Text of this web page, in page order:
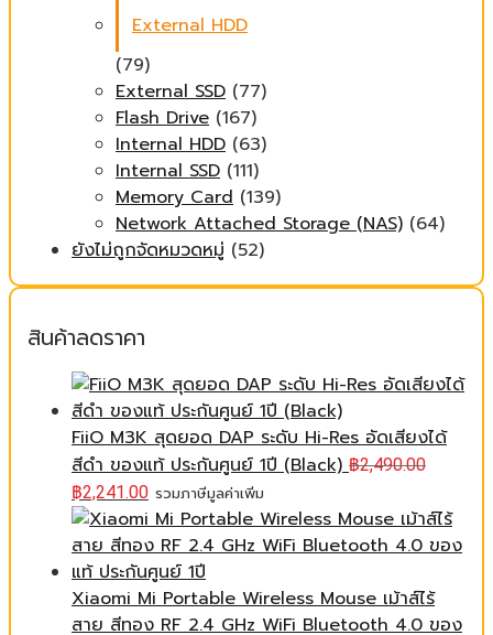
External HDD
(79)
External SSD (77)
Flash Drive (167)
Internal HDD (63)
Internal SSD (111)
Memory Card (139)
Network Attached Storage (NAS) (64)
ยังไม่ถูกจัดหมวดหมู่ (52)
สินค้าลดราคา
FiiO M3K สุดยอด DAP ระดับ Hi-Res อัดเสียงได้
สีดำ ของแท้ ประกันศูนย์ 1ปี (Black) ฿2,490.00
฿2,241.00 รวมภาษีมูลค่าเพิ่ม
Xiaomi Mi Portable Wireless Mouse เม้าส์ไร้
สาย สีทอง RF 2.4 GHz WiFi Bluetooth 4.0 ของ